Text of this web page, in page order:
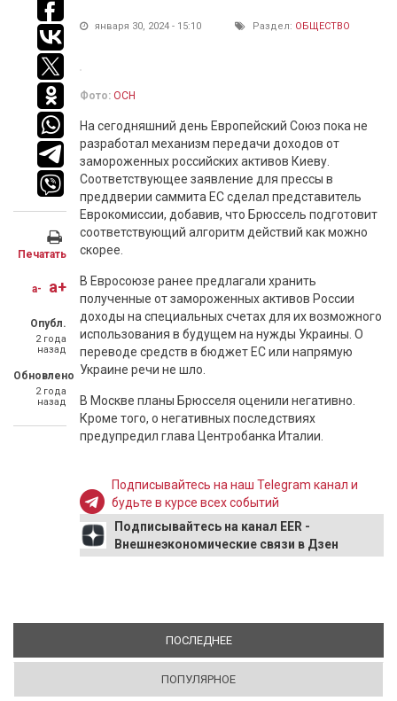
Печатать
a- a+
Опубл.
2 года
назад
Обновлено
2 года
назад
января 30, 2024 - 15:10 Раздел: ОБЩЕСТВО
Фото: ОСН
На сегодняшний день Европейский Союз пока не
разработал механизм передачи доходов от
замороженных российских активов Киеву.
Соответствующее заявление для прессы в
преддверии саммита ЕС сделал представитель
Еврокомиссии, добавив, что Брюссель подготовит
соответствующий алгоритм действий как можно
скорее.
В Евросоюзе ранее предлагали хранить
полученные от замороженных активов России
доходы на специальных счетах для их возможного
использования в будущем на нужды Украины. О
переводе средств в бюджет ЕС или напрямую
Украине речи не шло.
В Москве планы Брюсселя оценили негативно.
Кроме того, о негативных последствиях
предупредил глава Центробанка Италии.
Подписывайтесь на наш Telegram канал и
будьте в курсе всех событий
Подписывайтесь на канал EER -
Внешнеэкономические связи в Дзен
ПОСЛЕДНЕЕ(АКТИВНАЯ ВКЛАДКА)
ПОПУЛЯРНОЕ